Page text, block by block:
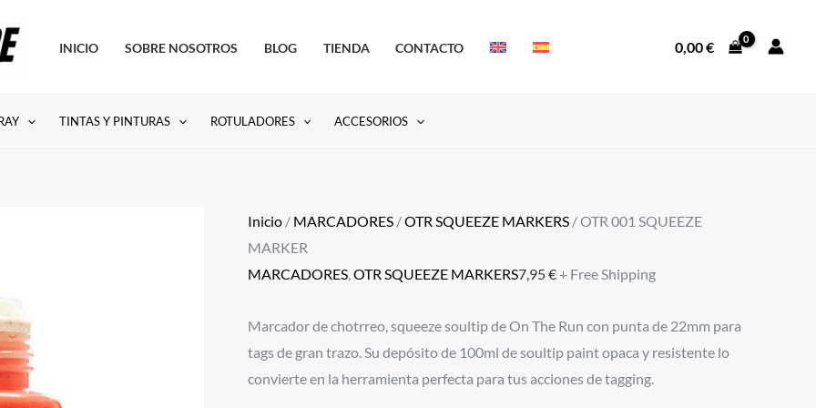
INICIO SOBRE NOSOTROS BLOG TIENDA CONTACTO 0,00€
TINTAS Y PINTURAS ROTULADORES ACCESORIOS
Inicio / MARCADORES /OTR SQUEEZE MARKERS / OTR 001 SQUEEZE
MARKER
MARCADORES,OTR SQUEEZE MARKERS7,95€ + Free Shipping
Marcador de chotrreo, squeeze soultip de On The Run con punta de 22mm para
tags de gran trazo. Su depósito de 100ml de soultip paint opaca y resistente lo
convierte en la herramienta perfecta para tus acciones de tagging.